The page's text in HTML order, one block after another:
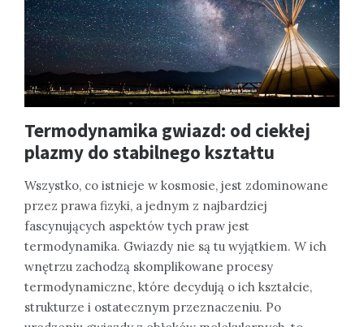
Termodynamika gwiazd: od ciekłej
plazmy do stabilnego kształtu
Wszystko, co istnieje w kosmosie, jest zdominowane
przez prawa fizyki, a jednym z najbardziej
fascynujących aspektów tych praw jest
termodynamika. Gwiazdy nie są tu wyjątkiem. W ich
wnętrzu zachodzą skomplikowane procesy
termodynamiczne, które decydują o ich kształcie,
strukturze i ostatecznym przeznaczeniu. Po